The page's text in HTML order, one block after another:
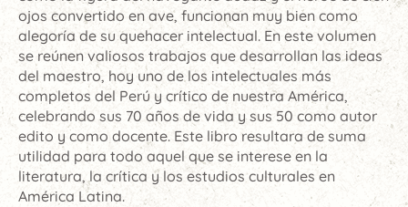
ojos convertido en ave, funcionan muy bien como
alegoría de su quehacer intelectual. En este volumen
se reúnen valiosos trabajos que desarrollan las ideas
del maestro, hoy uno de los intelectuales más
completos del Perú y crítico de nuestra América,
celebrando sus 70 años de vida y sus 50 como autor
edito y como docente. Este libro resultara de suma
utilidad para todo aquel que se interese en la
literatura, la crítica y los estudios culturales en
América Latina.